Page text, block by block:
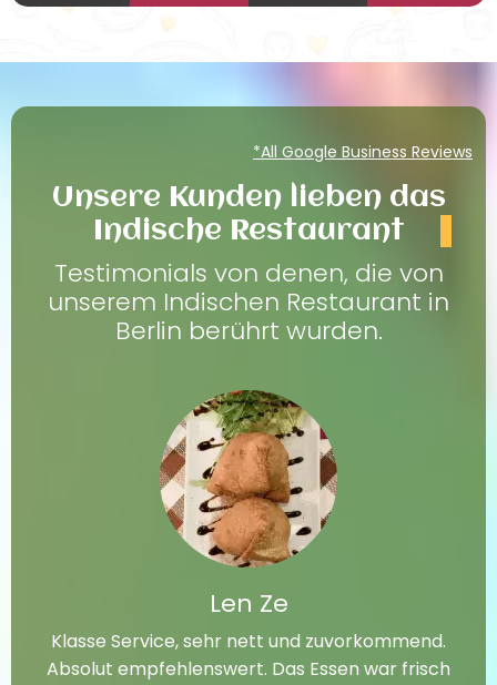
*All Google Business Reviews
Unsere Kunden lieben das
Indische Restaurant
Testimonials von denen, die von
unserem Indischen Restaurant in
Berlin berührt wurden.
Len Ze
Klasse Service, sehr nett und zuvorkommend.
Absolut empfehlenswert. Das Essen war frisch